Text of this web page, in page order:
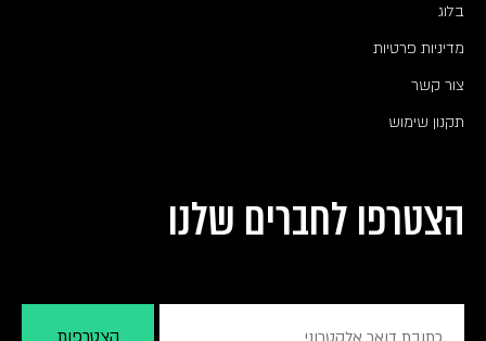
בלוג
מדיניות פרטיות
צור קשר
תקנון שימוש
הצטרפו לחברים שלנו